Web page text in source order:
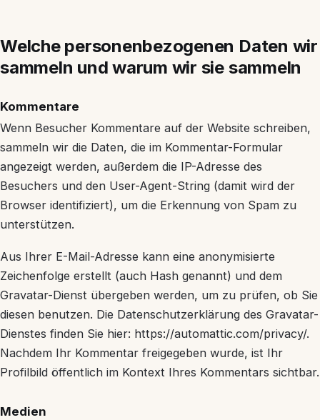
Welche personenbezogenen Daten wir
sammeln und warum wir sie sammeln
Kommentare
Wenn Besucher Kommentare auf der Website schreiben,
sammeln wir die Daten, die im Kommentar-Formular
angezeigt werden, außerdem die IP-Adresse des
Besuchers und den User-Agent-String (damit wird der
Browser identifiziert), um die Erkennung von Spam zu
unterstützen.
Aus Ihrer E-Mail-Adresse kann eine anonymisierte
Zeichenfolge erstellt (auch Hash genannt) und dem
Gravatar-Dienst übergeben werden, um zu prüfen, ob Sie
diesen benutzen. Die Datenschutzerklärung des Gravatar-
Dienstes finden Sie hier: https://automattic.com/privacy/.
Nachdem Ihr Kommentar freigegeben wurde, ist Ihr
Profilbild öffentlich im Kontext Ihres Kommentars sichtbar.
Medien